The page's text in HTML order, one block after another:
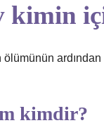
ölümünün
kimdir?